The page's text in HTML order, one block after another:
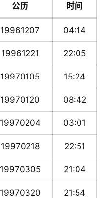
公历 时间
19961207 04:14
19961221 22:05
19970105 15:24
19970120 08:42
19970204 03:01
19970218 22:51
19970305 21:04
19970320 21:54